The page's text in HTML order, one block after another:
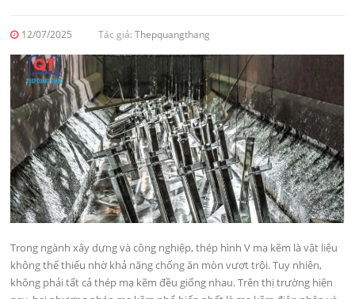
12/07/2025 Tác giả:Thepquangthang
Trong ngành xây dựng và công nghiệp, thép hình V mạ kẽm là vật liệu
không thể thiếu nhờ khả năng chống ăn mòn vượt trội. Tuy nhiên,
không phải tất cả thép mạ kẽm đều giống nhau. Trên thị trường hiện